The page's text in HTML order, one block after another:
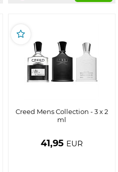
Creed Mens Collection - 3 x 2
ml
41,95 EUR